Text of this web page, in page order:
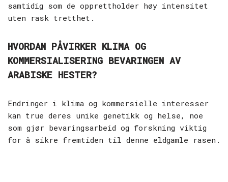
samtidig som de opprettholder høy intensitet
uten rask tretthet.
HVORDAN PÅVIRKER KLIMA OG
KOMMERSIALISERING BEVARINGEN AV
ARABISKE HESTER?
Endringer i klima og kommersielle interesser
kan true deres unike genetikk og helse, noe
som gjør bevaringsarbeid og forskning viktig
for å sikre fremtiden til denne eldgamle rasen.